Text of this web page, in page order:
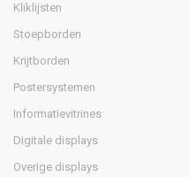
Kliklijsten
Stoepborden
Krijtborden
Postersystemen
Informatievitrines
Digitale displays
Overige displays